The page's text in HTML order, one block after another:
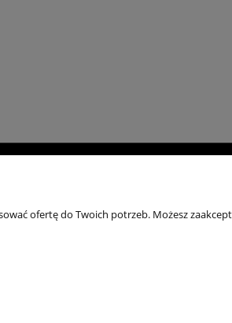
Płatności i dostawa
ofertę do Twoich potrzeb. Możesz